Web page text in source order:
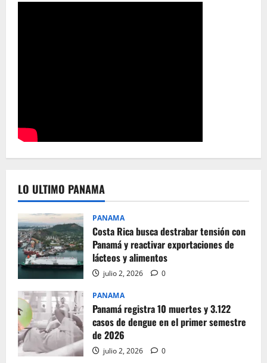
LO ULTIMO PANAMA
PANAMA
Costa Rica busca destrabar tensión con
Panamá y reactivar exportaciones de
lácteos y alimentos
julio 2, 2026 0
PANAMA
Panamá registra 10 muertes y 3.122
casos de dengue en el primer semestre
de 2026
julio 2, 2026 0